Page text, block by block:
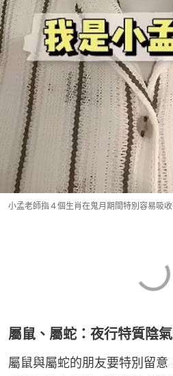
小孟老師指４個生肖在鬼月期間特別容易吸收
屬鼠、屬蛇：夜行特質陰
屬鼠與屬蛇的朋友要特別留意